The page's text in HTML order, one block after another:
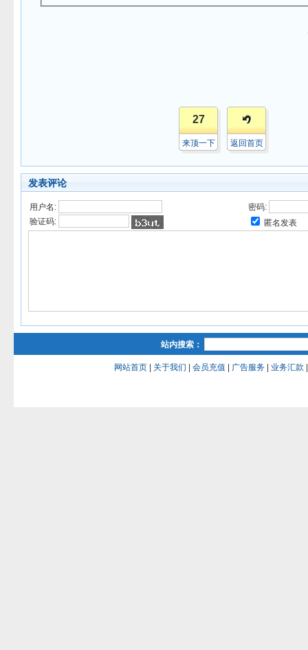
27
来顶一下 返回首页
发表评论
用户名:
密码:
验证码:
匿名发表
站内搜索：
网站首页 关于我们 会员充值 广告服务 业务汇款